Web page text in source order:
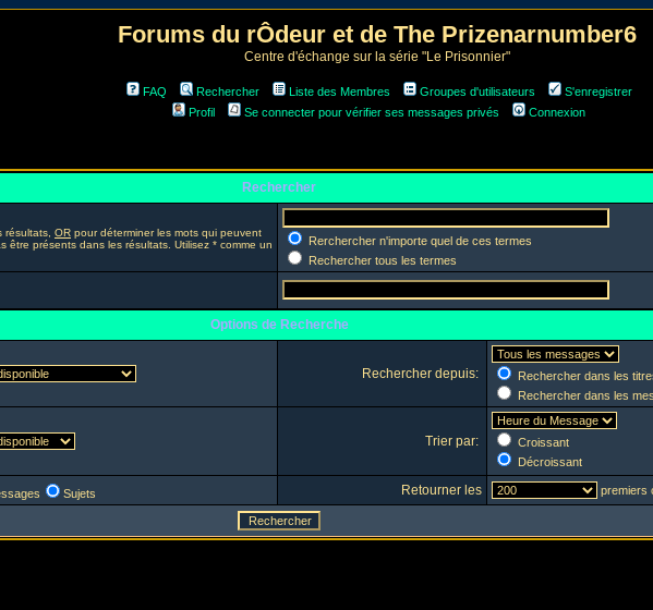
Forums du rÔdeur et de The Prizenarnumber6
Centre d'échange sur la série "Le Prisonnier"
FAQ Rechercher Liste des Membres Groupes d'utilisateurs
S'enregistrer
Profil
Se connecter pour vérifier ses messages privés Connexion
Rechercher
résultats, OR pour déterminer les mots qui peuvent
être présents dans les résultats. Utilisez * comme un
Rerchercher n'importe quel de ces termes
Rechercher tous les termes
Options de Recherche
Rechercher depuis:
Rechercher dans les
Rechercher dans les
Trier par:
Croissant
Décroissant
Sujets Retourner les premiers